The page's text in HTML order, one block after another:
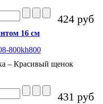
424 руб
16 см
– Красивый щенок
431 руб